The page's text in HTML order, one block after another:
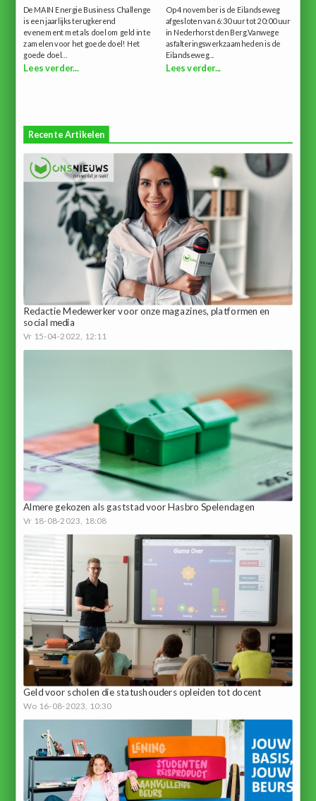
De MAIN Energie Business Challenge
is een jaarlijks terugkerend
evenement met als doel om geld in te
zamelen voor het goede doel! Het
goede doel...
Lees verder...
Op 4 november is de Eilandseweg
afgesloten van 6:30 uur tot 20:00 uur
in Nederhorst den Berg.Vanwege
asfalteringswerkzaamheden is de
Eilandseweg...
Lees verder...
Recente Artikelen
Redactie Medewerker voor onze magazines, platformen en
social media
Vr 15-04-2022, 12:11
Almere gekozen als gaststad voor Hasbro Spelendagen
Vr 18-08-2023, 18:08
Geld voor scholen die statushouders opleiden tot docent
Wo 16-08-2023, 10:30